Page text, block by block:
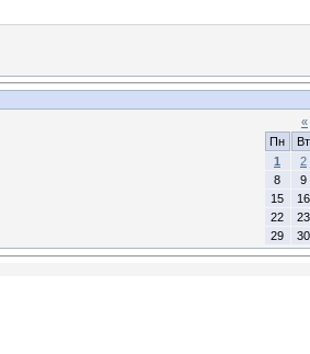
«
Пн
Вт
1
2
8
9
15
16
22
23
29
30